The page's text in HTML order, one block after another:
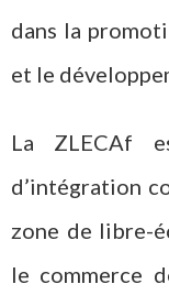
dans la
et le
La ZLECAf
d’intégration
zone de libre-
le commerce